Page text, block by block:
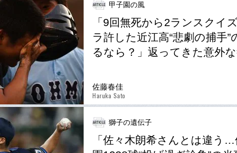
甲子園の風
「9回無死から2ランスクイ
ラ許した近江高“悲劇の捕手
るなら？」返ってきた意外な
佐藤春佳
Haruka Sato
獅子の遺伝子
「佐々木朗希さんとは違う